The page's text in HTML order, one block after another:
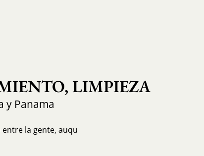
LIMPIEZA
y Panama
la gente, auqu